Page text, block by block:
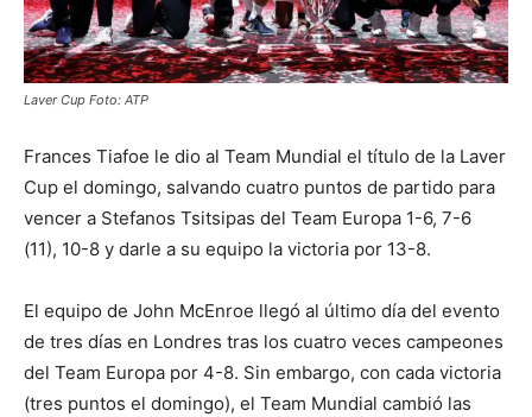
Laver Cup Foto: ATP
Frances Tiafoe le dio al Team Mundial el título de la Laver
Cup el domingo, salvando cuatro puntos de partido para
vencer a Stefanos Tsitsipas del Team Europa 1-6, 7-6
(11), 10-8 y darle a su equipo la victoria por 13-8.
El equipo de John McEnroe llegó al último día del evento
de tres días en Londres tras los cuatro veces campeones
del Team Europa por 4-8. Sin embargo, con cada victoria
(tres puntos el domingo), el Team Mundial cambió las